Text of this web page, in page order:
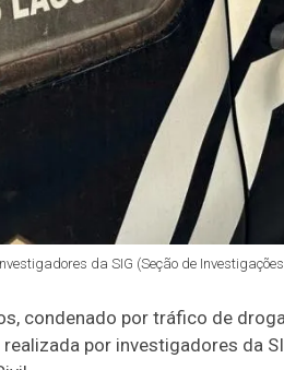
da SIG (Seção de
condenado por tráfico de
por investigadores da